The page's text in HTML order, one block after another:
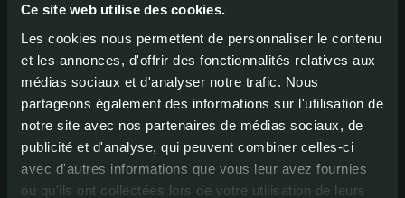
Ce site web utilise des cookies.
Les cookies nous permettent de personnaliser le contenu
et les annonces, d'offrir des fonctionnalités relatives aux
médias sociaux et d'analyser notre trafic. Nous
partageons également des informations sur l'utilisation de
notre site avec nos partenaires de médias sociaux, de
publicité et d'analyse, qui peuvent combiner celles-ci
avec d'autres informations que vous leur avez fournies
ou qu'ils ont collectées lors de votre utilisation de leurs